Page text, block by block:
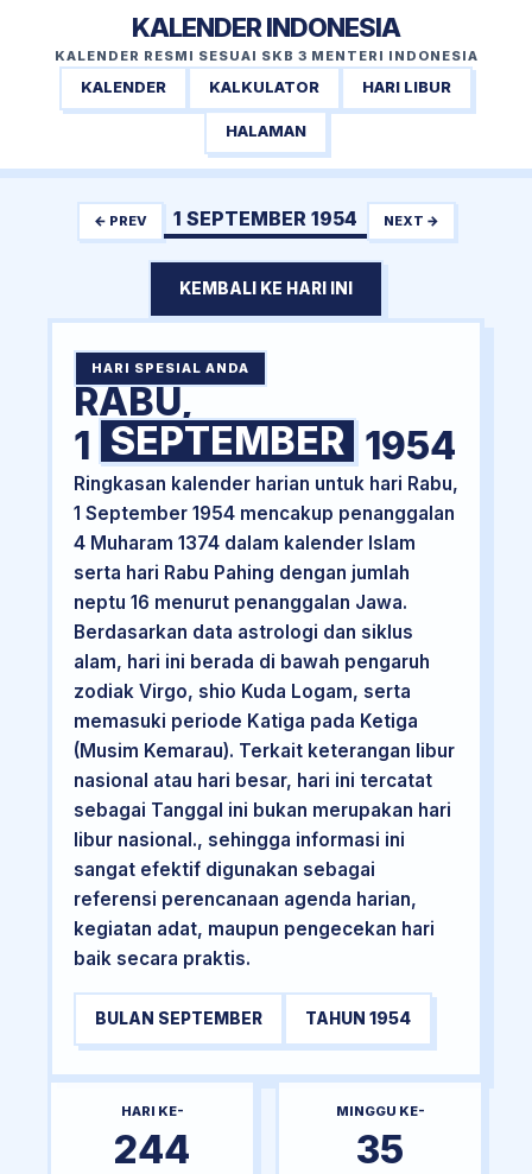
KALENDER INDONESIA
KALENDER RESMI SESUAI SKB 3 MENTERI INDONESIA
KALENDER KALKULATOR HARI LIBUR
HALAMAN
← PREV 1 SEPTEMBER 1954 NEXT →
KEMBALI KE HARI INI
HARI SPESIAL ANDA
RABU,
1 SEPTEMBER 1954
Ringkasan kalender harian untuk hari Rabu,
1 September 1954 mencakup penanggalan
4 Muharam 1374 dalam kalender Islam
serta hari Rabu Pahing dengan jumlah
neptu 16 menurut penanggalan Jawa.
Berdasarkan data astrologi dan siklus
alam, hari ini berada di bawah pengaruh
zodiak Virgo, shio Kuda Logam, serta
memasuki periode Katiga pada Ketiga
(Musim Kemarau). Terkait keterangan libur
nasional atau hari besar, hari ini tercatat
sebagai Tanggal ini bukan merupakan hari
libur nasional., sehingga informasi ini
sangat efektif digunakan sebagai
referensi perencanaan agenda harian,
kegiatan adat, maupun pengecekan hari
baik secara praktis.
BULAN SEPTEMBER TAHUN 1954
HARI KE-
244
MINGGU KE-
35